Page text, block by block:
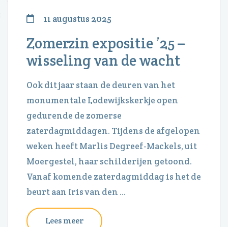
11 augustus 2025
Zomerzin expositie ’25 –
wisseling van de wacht
Ook dit jaar staan de deuren van het
monumentale Lodewijkskerkje open
gedurende de zomerse
zaterdagmiddagen. Tijdens de afgelopen
weken heeft Marlis Degreef-Mackels, uit
Moergestel, haar schilderijen getoond.
Vanaf komende zaterdagmiddag is het de
beurt aan Iris van den ...
Lees meer